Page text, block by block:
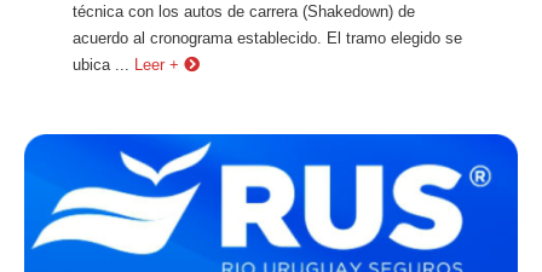
técnica con los autos de carrera (Shakedown) de
acuerdo al cronograma establecido. El tramo elegido se
ubica ...
Leer +